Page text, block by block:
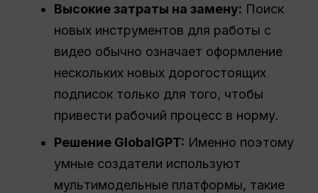
Высокие затраты на замену: Поиск
новых инструментов для работы с
видео обычно означает оформление
нескольких новых дорогостоящих
подписок только для того, чтобы
привести рабочий процесс в норму.
Решение GlobalGPT: Именно поэтому
умные создатели используют
мультимодельные платформы, такие